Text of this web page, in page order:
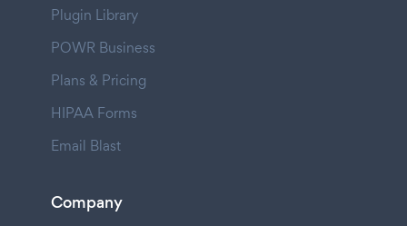
Plugin Library
POWR Business
Plans & Pricing
HIPAA Forms
Email Blast
Company